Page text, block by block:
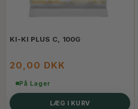
KI-KI PLUS C, 100G
20,00 DKK
På Lager
LÆG I KURV